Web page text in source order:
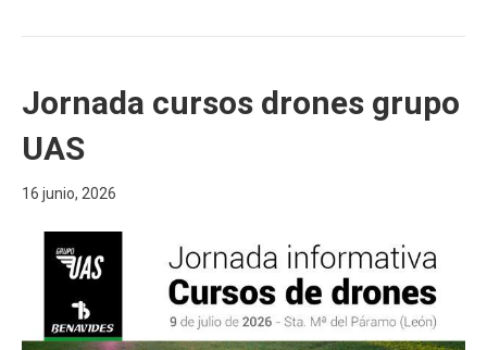
Jornada cursos drones grupo
UAS
16 junio, 2026